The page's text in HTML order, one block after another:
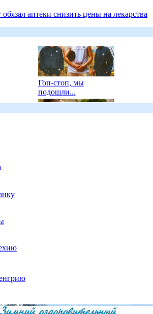
аптеки снизить цены на лекарства
Гоп-стоп, мы
подошли...